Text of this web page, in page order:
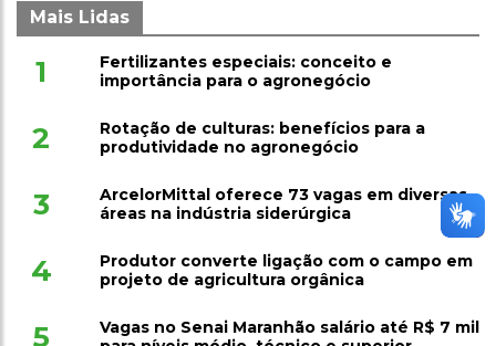
Mais Lidas
1
Fertilizantes especiais: conceito e
importância para o agronegócio
2
Rotação de culturas: benefícios para a
produtividade no agronegócio
3
ArcelorMittal oferece 73 vagas em diversas
áreas na indústria siderúrgica
4
Produtor converte ligação com o campo em
projeto de agricultura orgânica
5
Vagas no Senai Maranhão salário até R$ 7 mil